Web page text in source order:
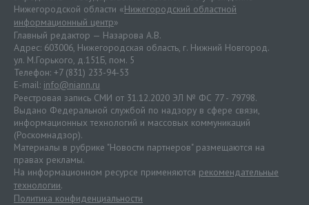
Нижегородской области «Нижегородский областной
информационный центр»
Главный редактор — Назарова А.В.
Адрес: 603006, Нижегородская область, г. Нижний Новгород.
ул. М.Горького, д.151Б, пом. 5
Телефон: +7 (831) 233-94-53
E-mail: info@niann.ru
Реестровая запись СМИ от 31.12.2020 ЭЛ № ФС 77 - 79798.
Выдано Федеральной службой по надзору в сфере связи,
информационных технологий и массовых коммуникаций
(Роскомнадзор).
Материалы в рубрике "Новости партнеров" размещаются на
правах рекламы.
На информационном ресурсе применяются рекомендательные
технологии.
Политика конфиденциальности